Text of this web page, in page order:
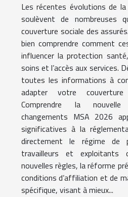
Les récentes évolutions de la
soulèvent de nombreuses
couverture sociale des
bien comprendre comment
influencer la protection
soins et l’accès aux services.
toutes les informations à
adapter votre
Comprendre la
changements MSA 2026
significatives à la
directement le régime de
travailleurs et exploitants
nouvelles règles, la réforme
conditions d’affiliation et de
spécifique, visant à mieux...